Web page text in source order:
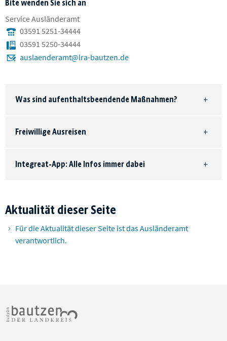
Bite wenden Sie sich an
Service Ausländeramt
03591 5251-34444
03591 5250-34444
auslaenderamt@lra-bautzen.de
Was sind aufenthaltsbeendende Maßnahmen?
Freiwillige Ausreisen
Integreat-App: Alle Infos immer dabei
Aktualität dieser Seite
Für die Aktualität dieser Seite ist das Ausländeramt
verantwortlich.